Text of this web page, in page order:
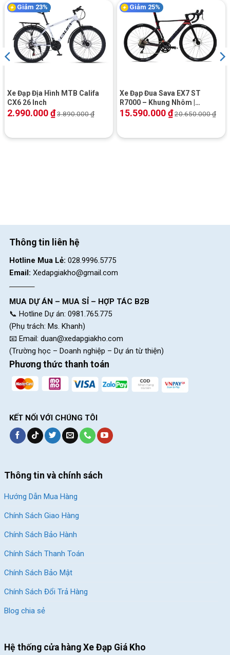
Giảm 23%
Xe Đạp Địa Hình MTB Califa
CX6 26 Inch
2.990.000₫3.890.000₫
Giảm 25%
Xe Đạp Đua Sava EX7 ST
R7000 – Khung Nhôm |
Shimano 105
15.590.000₫20.650.000₫
Thông tin liên hệ
Hotline Mua Lẻ: 028.9996.5775
Email: Xedapgiakho@gmail.com
MUA DỰ ÁN – MUA SỈ – HỢP TÁC B2B
📞 Hotline Dự án: 0981.765.775
(Phụ trách: Ms. Khanh)
📧 Email: duan@xedapgiakho.com
(Trường học – Doanh nghiệp – Dự án từ thiện)
Phương thức thanh toán
KẾT NỐI VỚI CHÚNG TÔI
Thông tin và chính sách
Hướng Dẫn Mua Hàng
Chính Sách Giao Hàng
Chính Sách Bảo Hành
Chính Sách Thanh Toán
Chính Sách Bảo Mật
Chính Sách Đổi Trả Hàng
Blog chia sẻ
Hệ thống cửa hàng Xe Đạp Giá Kho